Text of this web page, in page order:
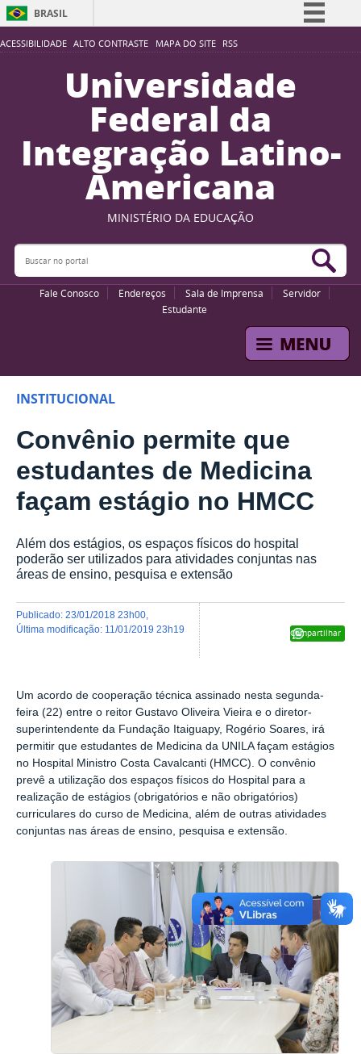
ACESSIBILIDADE ALTO CONTRASTE MAPA DO SITE RSS
BRASIL
Simplifique!
Participe
Acesso à informação
Legislação
Canais
Universidade
Federal da
Integração Latino-
Americana
MINISTÉRIO DA EDUCAÇÃO
Buscar no portal
Fale Conosco Endereços Sala de Imprensa
Servidor
Estudante
INSTITUCIONAL
Convênio permite que
estudantes de Medicina
façam estágio no HMCC
Além dos estágios, os espaços físicos do hospital
poderão ser utilizados para atividades conjuntas nas
áreas de ensino, pesquisa e extensão
Compartilhar
publicado: 23/01/2018 23h00
última modificação: 11/01/2019 23h19
Um acordo de cooperação técnica assinado nesta segunda-
feira (22) entre o reitor Gustavo Oliveira Vieira e o diretor-
superintendente da Fundação Itaiguapy, Rogério Soares, irá
permitir que estudantes de Medicina da UNILA façam estágios
no Hospital Ministro Costa Cavalcanti (HMCC). O convênio
prevê a utilização dos espaços físicos do Hospital para a
realização de estágios (obrigatórios e não obrigatórios)
curriculares do curso de Medicina, além de outras atividades
conjuntas nas áreas de ensino, pesquisa e extensão.